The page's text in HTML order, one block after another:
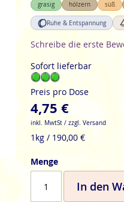
grasig hölzern süß
Ruhe & Entspannung
Schreibe die erste
Sofort lieferbar
Preis pro Dose
4,75 €
inkl. MwtSt / zzgl. Versand
1kg / 190,00 €
Menge
In den